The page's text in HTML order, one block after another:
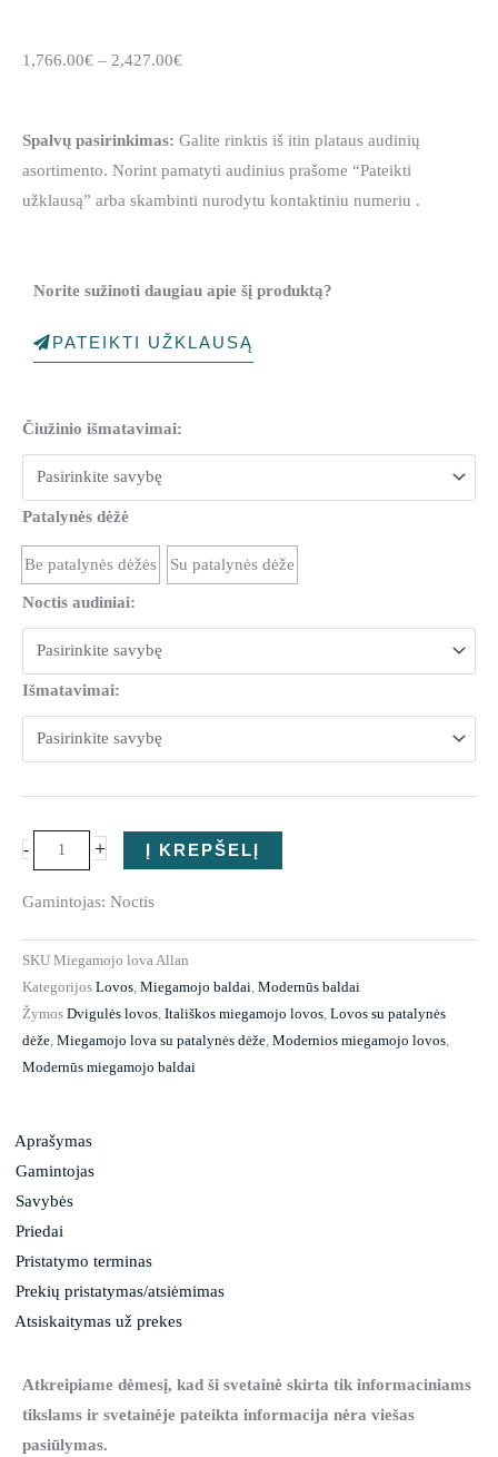
1,766.00€ – 2,427.00€
through
2,427.00€
Spalvų pasirinkimas: Galite rinktis iš itin plataus audinių
asortimento. Norint pamatyti audinius prašome “Pateikti
užklausą” arba skambinti nurodytu kontaktiniu numeriu .
Norite sužinoti daugiau apie šį produktą?
PATEIKTI UŽKLAUSĄ
Čiužinio išmatavimai:
Patalynės dėžė
Be patalynės dėžės Su patalynės dėže
Noctis audiniai:
Išmatavimai:
-
kiekis:
Miegamojo
Allan
+ Į KREPŠELĮ
Gamintojas: Noctis
SKU Miegamojo lova Allan
Kategorijos Lovos, Miegamojo baldai, Modernūs baldai
Žymos Dvigulės lovos, Itališkos miegamojo lovos, Lovos su patalynės
dėže, Miegamojo lova su patalynės dėže, Modernios miegamojo lovos,
Modernūs miegamojo baldai
Aprašymas
Gamintojas
Savybės
Priedai
Pristatymo terminas
Prekių pristatymas/atsiėmimas
Atsiskaitymas už prekes
Atkreipiame dėmesį, kad ši svetainė skirta tik informaciniams
tikslams ir svetainėje pateikta informacija nėra viešas
pasiūlymas.